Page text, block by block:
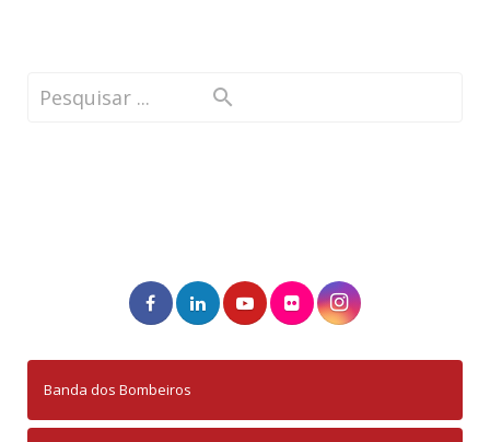
Banda dos Bombeiros